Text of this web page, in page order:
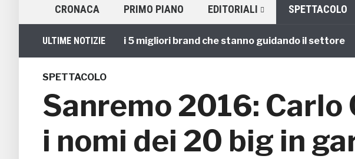
CRONACA PRIMO PIANO EDITORIALI SPETTACOLO
ULTIME NOTIZIE
Viaggi di Gruppo: i 5 migliori brand che stanno guidando il settore
SPETTACOLO
Sanremo 2016: Carlo
i nomi dei 20 big in